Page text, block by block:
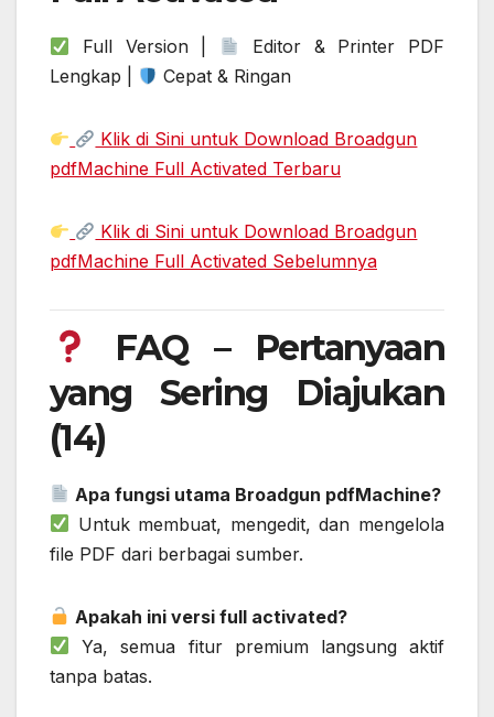
Full Version |
Editor & Printer PDF
Lengkap |
Cepat & Ringan
Klik di Sini untuk Download Broadgun
pdfMachine Full Activated Terbaru
Klik di Sini untuk Download Broadgun
pdfMachine Full Activated Sebelumnya
FAQ – Pertanyaan
yang Sering Diajukan
(14)
Apa fungsi utama Broadgun pdfMachine?
Untuk membuat, mengedit, dan mengelola
file PDF dari berbagai sumber.
Apakah ini versi full activated?
Ya, semua fitur premium langsung aktif
tanpa batas.